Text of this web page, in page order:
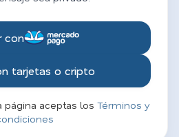
con
tarjetas o cripto
página aceptas los Términos y